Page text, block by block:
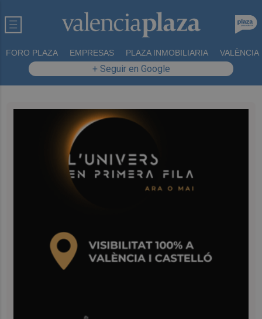
FORO PLAZA EMPRESAS PLAZA INMOBILIARIA VALÈNCIA
+ Seguir en Google